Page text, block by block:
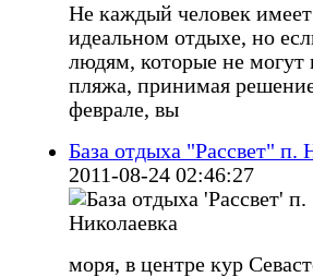
Не каждый человек
идеальном отдыхе, но
людям, которые не могут
пляжа, принимая
феврале, вы
База отдыха "Рассвет" п.
2011-08-24 02:46:27
моря, в центре кур